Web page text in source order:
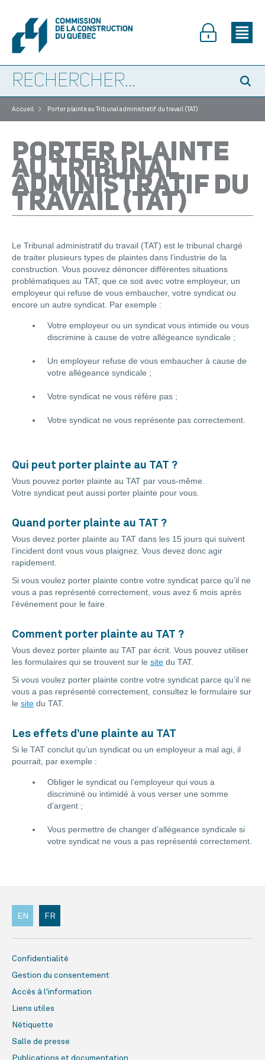
Accueil > Porter plainte au Tribunal administratif du travail (TAT)
PORTER PLAINTE
AU TRIBUNAL
ADMINISTRATIF DU
TRAVAIL (TAT)
Le Tribunal administratif du travail (TAT) est le tribunal chargé
de traiter plusieurs types de plaintes dans l’industrie de la
construction. Vous pouvez dénoncer différentes situations
problématiques au TAT, que ce soit avec votre employeur, un
employeur qui refuse de vous embaucher, votre syndicat ou
encore un autre syndicat. Par exemple :
Votre employeur ou un syndicat vous intimide ou vous
discrimine à cause de votre allégeance syndicale ;
Un employeur refuse de vous embaucher à cause de
votre allégeance syndicale ;
Votre syndicat ne vous réfère pas ;
Votre syndicat ne vous représente pas correctement.
Qui peut porter plainte au TAT ?
Vous pouvez porter plainte au TAT par vous-même.
Votre syndicat peut aussi porter plainte pour vous.
Quand porter plainte au TAT ?
Vous devez porter plainte au TAT dans les 15 jours qui suivent
l’incident dont vous vous plaignez. Vous devez donc agir
rapidement.
Si vous voulez porter plainte contre votre syndicat parce qu’il ne
vous a pas représenté correctement, vous avez 6 mois après
l’événement pour le faire.
Comment porter plainte au TAT ?
Vous devez porter plainte au TAT par écrit. Vous pouvez utiliser
les formulaires qui se trouvent sur le site du TAT.
Si vous voulez porter plainte contre votre syndicat parce qu’il ne
vous a pas représenté correctement, consultez le formulaire sur
le site du TAT.
Les effets d’une plainte au TAT
Si le TAT conclut qu’un syndicat ou un employeur a mal agi, il
pourrait, par exemple :
Obliger le syndicat ou l’employeur qui vous a
discriminé ou intimidé à vous verser une somme
d’argent ;
Vous permettre de changer d’allégeance syndicale si
votre syndicat ne vous a pas représenté correctement.
Confidentialité
Gestion du consentement
Accès à l'information
Liens utiles
Nétiquette
Salle de presse
Publications et documentation
EN FR